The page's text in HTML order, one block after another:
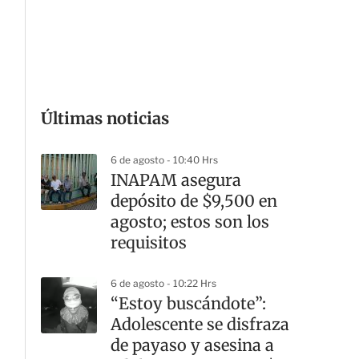
Últimas noticias
6 de agosto - 10:40 Hrs
INAPAM asegura
depósito de $9,500 en
agosto; estos son los
requisitos
6 de agosto - 10:22 Hrs
“Estoy buscándote”:
Adolescente se disfraza
de payaso y asesina a